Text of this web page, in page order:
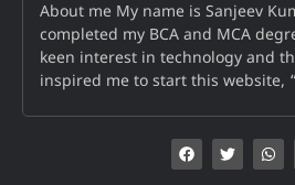
About me My name is Sanjeev
completed my BCA and MCA
keen interest in technology and
inspired me to start this website,